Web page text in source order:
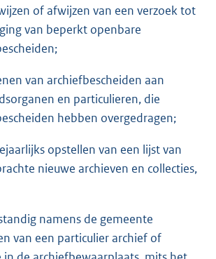
of afwijzen van een verzoek tot
van beperkt openbare
van archiefbescheiden aan
en particulieren, die
hebben overgedragen;
opstellen van een lijst van
nieuwe archieven en collecties,
namens de gemeente
van een particulier archief of